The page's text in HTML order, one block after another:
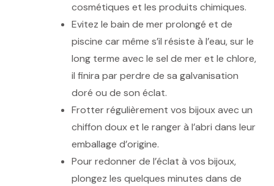
cosmétiques et les produits chimiques.
Evitez le bain de mer prolongé et de
piscine car même s’il résiste à l’eau, sur le
long terme avec le sel de mer et le chlore,
il finira par perdre de sa galvanisation
doré ou de son éclat.
Frotter régulièrement vos bijoux avec un
chiffon doux et le ranger à l’abri dans leur
emballage d’origine.
Pour redonner de l’éclat à vos bijoux,
plongez les quelques minutes dans de